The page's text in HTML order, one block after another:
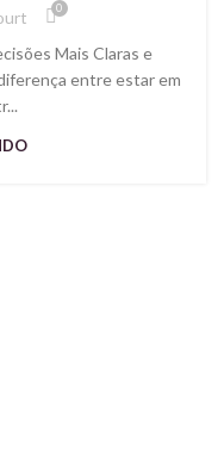
0
Mais Claras e
entre estar em